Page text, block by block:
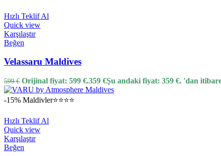
Hızlı Teklif Al
Quick view
Karşılaştır
Beğen
Velassaru Maldives
599€ Orijinal fiyat: 599 €.359 €Şu andaki fiyat: 359 €. 'dan
-15% Maldivler⭐⭐⭐⭐
Hızlı Teklif Al
Quick view
Karşılaştır
Beğen